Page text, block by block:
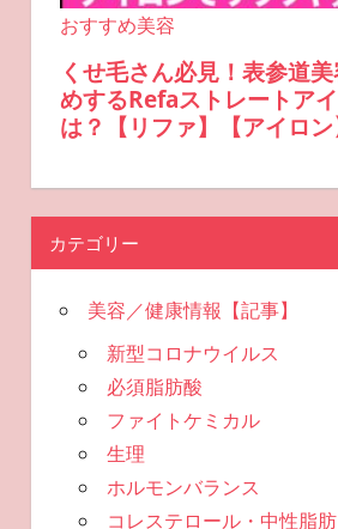
カテゴリー
美容／健康情報【記事】
新型コロナウイルス
必須脂肪酸
ファイトケミカル
生理
ホルモンバランス
コレステロール・中性脂肪